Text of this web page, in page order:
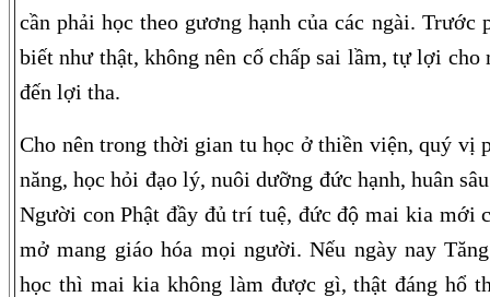
cần phải học theo gương hạnh của các ngài. Trước
biết như thật, không nên cố chấp sai lầm, tự lợi cho
đến lợi tha.
Cho nên trong thời gian tu học ở thiền viện, quý vị
năng, học hỏi đạo lý, nuôi dưỡng đức hạnh, huân
Người con Phật đầy đủ trí tuệ, đức độ mai kia mới
mở mang giáo hóa mọi người. Nếu ngày nay
học thì mai kia không làm được gì, thật đáng hổ